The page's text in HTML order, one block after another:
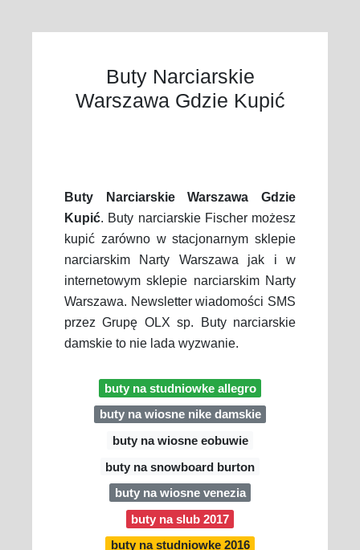
Buty Narciarskie
Warszawa Gdzie Kupić
Buty Narciarskie Warszawa Gdzie
Kupić. Buty narciarskie Fischer możesz
kupić zarówno w stacjonarnym sklepie
narciarskim Narty Warszawa jak i w
internetowym sklepie narciarskim Narty
Warszawa. Newsletter wiadomości SMS
przez Grupę OLX sp. Buty narciarskie
damskie to nie lada wyzwanie.
buty na studniowke allegro
buty na wiosne nike damskie
buty na wiosne eobuwie
buty na snowboard burton
buty na wiosne venezia
buty na slub 2017
buty na studniowke 2016